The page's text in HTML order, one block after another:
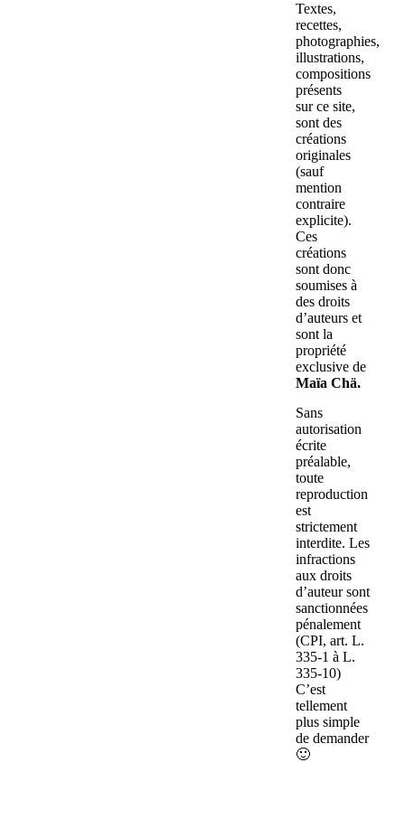
Textes,
recettes,
photographies,
illustrations,
compositions
présents
sur ce site,
sont des
créations
originales
(sauf
mention
contraire
explicite).
Ces
créations
sont donc
soumises à
des droits
d’auteurs et
sont la
propriété
exclusive de
Maïa Chä.
Sans
autorisation
écrite
préalable,
toute
reproduction
est
strictement
interdite. Les
infractions
aux droits
d’auteur sont
sanctionnées
pénalement
(CPI, art. L.
335-1 à L.
335-10)
C’est
tellement
plus simple
de demander
🙂